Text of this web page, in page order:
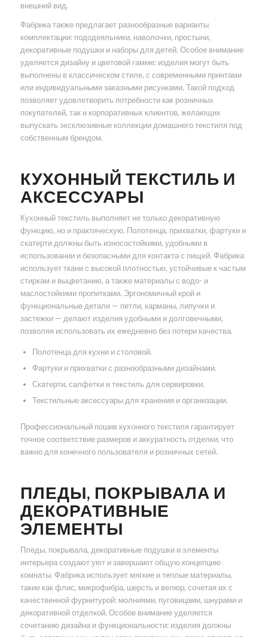
внешний вид.
Фабрика также предлагает разнообразные варианты
комплектации: пододеяльники, наволочки, простыни,
декоративные подушки и наборы для детей. Особое внимание
уделяется дизайну и цветовой гамме: изделия могут быть
выполнены в классическом стиле, с современными принтами
или индивидуальными заказными рисунками. Такой подход
позволяет удовлетворить потребности как розничных
покупателей, так и корпоративных клиентов, желающих
выпускать эксклюзивные коллекции домашнего текстиля под
собственным брендом.
КУХОННЫЙ ТЕКСТИЛЬ И
АКСЕССУАРЫ
Кухонный текстиль выполняет не только декоративную
функцию, но и практическую. Полотенца, прихватки, фартуки и
скатерти должны быть износостойкими, удобными в
использовании и безопасными для контакта с пищей. Фабрика
использует ткани с высокой плотностью, устойчивые к частым
стиркам и выцветанию, а также материалы с водо- и
маслостойкими пропитками. Эргономичный крой и
функциональные детали — петли, карманы, липучки и
застежки — делают изделия удобными и долговечными,
позволяя использовать их ежедневно без потери качества.
Полотенца для кухни и столовой.
Фартуки и прихватки с разнообразными дизайнами.
Скатерти, салфетки и текстиль для сервировки.
Текстильные аксессуары для хранения и организации.
Профессиональный пошив кухонного текстиля гарантирует
точное соответствие размеров и аккуратность отделки, что
важно для конечного пользователя и розничных сетей.
ПЛЕДЫ, ПОКРЫВАЛА И
ДЕКОРАТИВНЫЕ
ЭЛЕМЕНТЫ
Пледы, покрывала, декоративные подушки и элементы
интерьера создают уют и завершают общую концепцию
комнаты. Фабрика использует мягкие и теплые материалы,
такие как флис, микрофибра, шерсть и велюр, сочетая их с
качественной фурнитурой: молниями, пуговицами, шнурами и
декоративной отделкой. Особое внимание уделяется
сочетанию дизайна и функциональности: изделия должны